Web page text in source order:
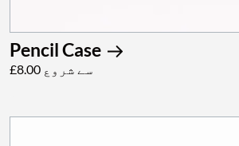
Pencil Case
£8.00 سے شروع